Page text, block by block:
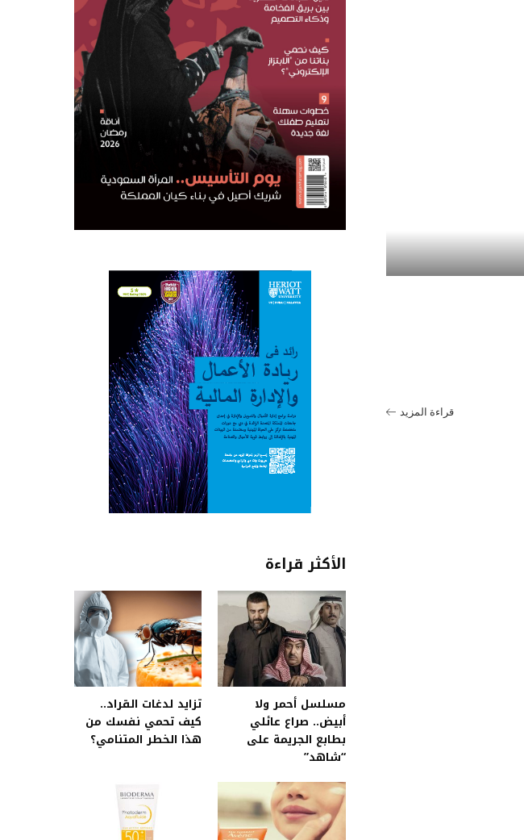
قراءة المزيد
الأكثر قراءة
مسلسل أحمر ولا
أبيض.. صراع عائلي
بطابع الجريمة على
“شاهد”
تزايد لدغات القراد..
كيف تحمي نفسك من
هذا الخطر المتنامي؟